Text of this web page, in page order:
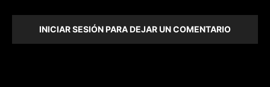
INICIAR SESIÓN PARA DEJAR UN COMENTARIO